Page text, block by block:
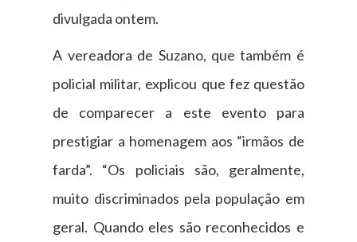
divulgada ontem.
A vereadora de Suzano, que também é
policial militar, explicou que fez questão
de comparecer a este evento para
prestigiar a homenagem aos “irmãos de
farda”. “Os policiais são, geralmente,
muito discriminados pela população em
geral. Quando eles são reconhecidos e